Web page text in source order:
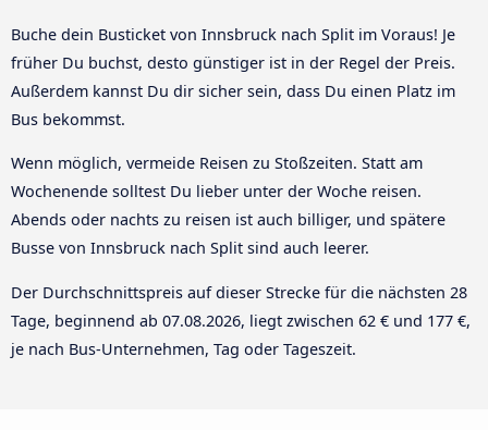
Buche dein Busticket von Innsbruck nach Split im Voraus! Je
früher Du buchst, desto günstiger ist in der Regel der Preis.
Außerdem kannst Du dir sicher sein, dass Du einen Platz im
Bus bekommst.
Wenn möglich, vermeide Reisen zu Stoßzeiten. Statt am
Wochenende solltest Du lieber unter der Woche reisen.
Abends oder nachts zu reisen ist auch billiger, und spätere
Busse von Innsbruck nach Split sind auch leerer.
Der Durchschnittspreis auf dieser Strecke für die nächsten 28
Tage, beginnend ab 07.08.2026, liegt zwischen 62 € und 177 €,
je nach Bus-Unternehmen, Tag oder Tageszeit.